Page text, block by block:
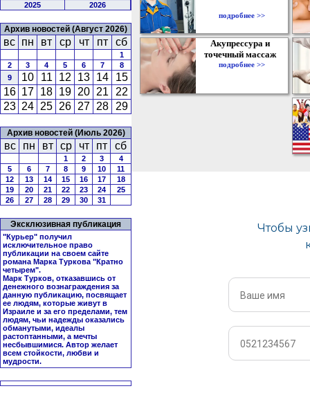
2025 2026
Архив новостей (Август 2026)
вс пн вт ср чт пт сб
1
2
3 4 5 6 7
8
9
10 11 12 13 14
15
16 17 18 19 20 21
22
23 24 25 26 27 28 29
Архив новостей (Июль 2026)
вс пн вт ср чт пт сб
1 2 3
4
5
6 7 8 9 10
11
12
13 14 15 16 17
18
19
20 21 22 23 24
25
26
27 28 29 30 31
Эксклюзивная публикация
"Курьер" получил
исключительное право
публикации на своем сайте
романа Марка Туркова "Кратно
четырем".
Марк Турков, отказавшись от
денежного вознаграждения за
данную публикацию, посвящает
ее людям, которые живут в
Израиле и за его пределами, тем
людям, чьи надежды оказались
обманутыми, идеалы
растоптанными, а мечты
несбывшимися. Автор желает
всем стойкости, любви и
мудрости.
подробнее >>
Акупрессура и
точечный массаж
подробнее >>